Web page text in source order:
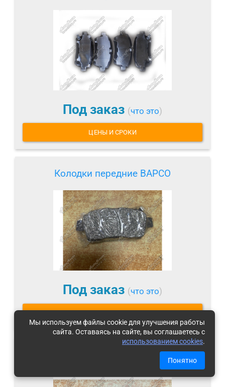
Мы используем файлы cookie для улучшения работы
сайта. Оставаясь на сайте, вы соглашаетесь с
использованием cookies.
Понятно
Под заказ (что это)
ЦЕНЫ И СРОКИ
Колодки передние BAPCO
Под заказ (что это)
Колодки передние FIT